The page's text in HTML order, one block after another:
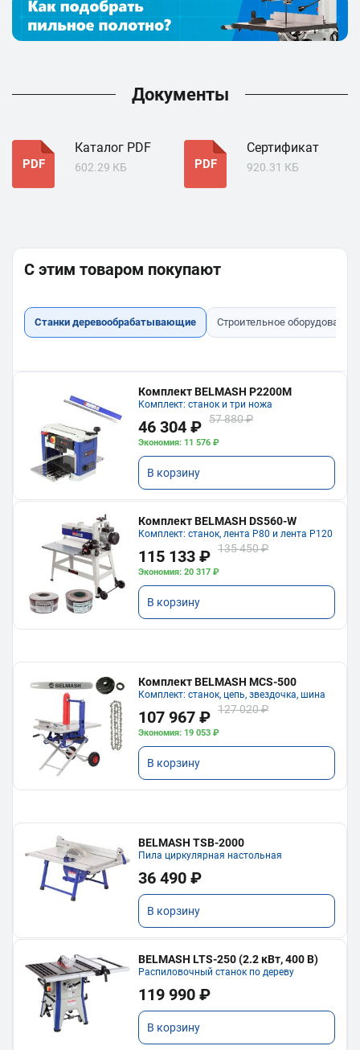
Документы
PDF
Каталог PDF
602.29 КБ PDF
Сертификат
920.31 КБ
С этим товаром покупают
Станки деревообрабатывающие Строительное оборудование
Комплект BELMASH P2200M
Комплект: станок и три ножа
46 304 ₽ 57 880 ₽
Экономия: 11 576 ₽
В корзину
Комплект BELMASH DS560-W
Комплект: станок, лента P80 и лента P120
115 133 ₽ 135 450 ₽
Экономия: 20 317 ₽
В корзину
Комплект BELMASH MCS-500
Комплект: станок, цепь, звездочка, шина
107 967 ₽ 127 020 ₽
Экономия: 19 053 ₽
В корзину
BELMASH TSB-2000
Пила циркулярная настольная
36 490 ₽
В корзину
BELMASH LTS-250 (2.2 кВт, 400 В)
Распиловочный станок по дереву
119 990 ₽
В корзину